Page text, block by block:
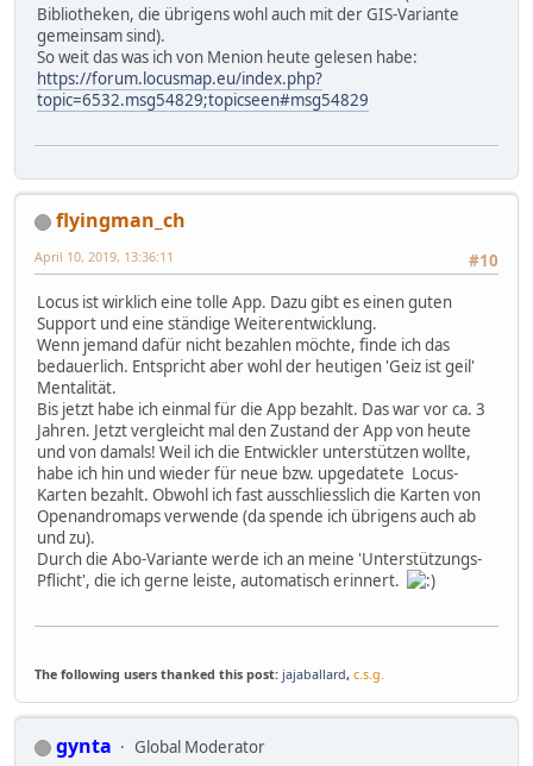
Bibliotheken, die übrigens wohl auch mit der GIS-Variante
gemeinsam sind).
So weit das was ich von Menion heute gelesen habe:
https://forum.locusmap.eu/index.php?
topic=6532.msg54829;topicseen#msg54829
flyingman_ch
#10
April 10, 2019, 13:36:11
Locus ist wirklich eine tolle App. Dazu gibt es einen guten
Support und eine ständige Weiterentwicklung.
Wenn jemand dafür nicht bezahlen möchte, finde ich das
bedauerlich. Entspricht aber wohl der heutigen 'Geiz ist geil'
Mentalität.
Bis jetzt habe ich einmal für die App bezahlt. Das war vor ca. 3
Jahren. Jetzt vergleicht mal den Zustand der App von heute
und von damals! Weil ich die Entwickler unterstützen wollte,
habe ich hin und wieder für neue bzw. upgedatete Locus-
Karten bezahlt. Obwohl ich fast ausschliesslich die Karten von
Openandromaps verwende (da spende ich übrigens auch ab
und zu).
Durch die Abo-Variante werde ich an meine 'Unterstützungs-
Pflicht', die ich gerne leiste, automatisch erinnert.
The following users thanked this post: jajaballard, c.s.g.
gynta
Global Moderator